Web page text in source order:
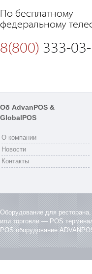
По бесплатному
федеральному
8(800) 333-
Об AdvanPOS &
GlobalPOS
О компании
Новости
Контакты
Оборудование для
или торговли — POS
POS оборудование